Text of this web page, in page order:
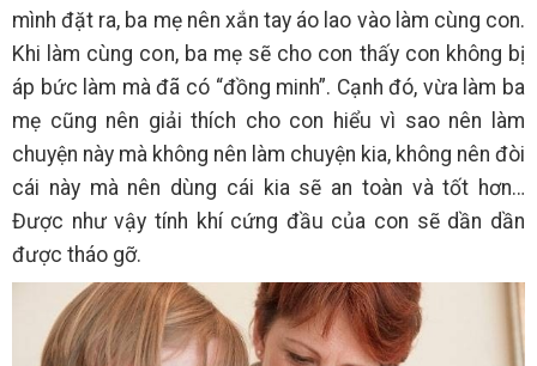
mình đặt ra, ba mẹ nên xắn tay áo lao vào làm cùng con.
Khi làm cùng con, ba mẹ sẽ cho con thấy con không bị
áp bức làm mà đã có “đồng minh”. Cạnh đó, vừa làm ba
mẹ cũng nên giải thích cho con hiểu vì sao nên làm
chuyện này mà không nên làm chuyện kia, không nên đòi
cái này mà nên dùng cái kia sẽ an toàn và tốt hơn…
Được như vậy tính khí cứng đầu của con sẽ dần dần
được tháo gỡ.